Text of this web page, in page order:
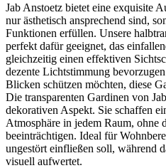
Jab Anstoetz bietet eine exquisite
nur ästhetisch ansprechend sind,
Funktionen erfüllen. Unsere
perfekt dafür geeignet, das
gleichzeitig einen effektiven
dezente Lichtstimmung
Blicken schützen möchten, diese
Die transparenten Gardinen von
dekorativen Aspekt. Sie schaffen
Atmosphäre in jedem Raum, ohne
beeinträchtigen. Ideal für
ungestört einfließen soll, während
visuell aufwertet.